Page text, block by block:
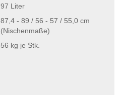
97 Liter
87,4 - 89 / 56 - 57 / 55,0 cm
(Nischenmaße)
56 kg je Stk.